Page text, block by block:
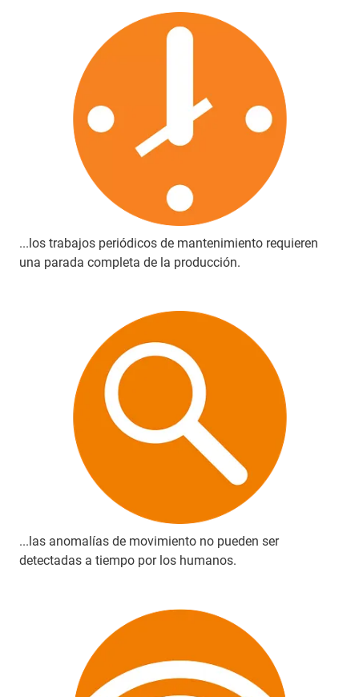
...los trabajos periódicos de mantenimiento requieren
una parada completa de la producción.
...las anomalías de movimiento no pueden ser
detectadas a tiempo por los humanos.